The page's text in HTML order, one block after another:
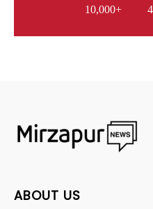
10,000+
ABOUT US